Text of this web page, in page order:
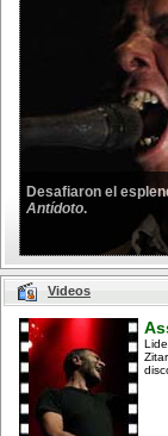
Desafiaron el
Antídoto.
Videos